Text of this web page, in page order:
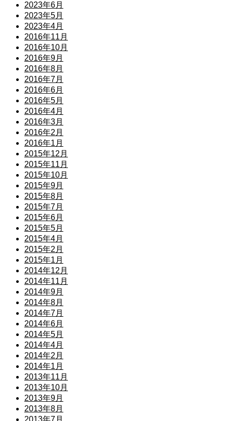
2023年6月
2023年5月
2023年4月
2016年11月
2016年10月
2016年9月
2016年8月
2016年7月
2016年6月
2016年5月
2016年4月
2016年3月
2016年2月
2016年1月
2015年12月
2015年11月
2015年10月
2015年9月
2015年8月
2015年7月
2015年6月
2015年5月
2015年4月
2015年2月
2015年1月
2014年12月
2014年11月
2014年9月
2014年8月
2014年7月
2014年6月
2014年5月
2014年4月
2014年2月
2014年1月
2013年11月
2013年10月
2013年9月
2013年8月